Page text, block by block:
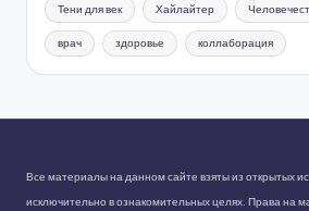
Тени для век Хайлайтер
врач здоровье коллаборация
Все материалы на данном сайте взяты из открытых
исключительно в ознакомительных целях. Права на